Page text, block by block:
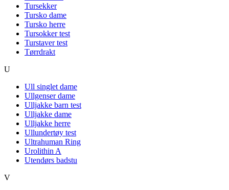
Tursekker
Tursko dame
Tursko herre
Tursokker test
Turstaver test
Tørrdrakt
U
Ull singlet dame
Ullgenser dame
Ulljakke barn test
Ulljakke dame
Ulljakke herre
Ullundertøy test
Ultrahuman Ring
Urolithin A
Utendørs badstu
V